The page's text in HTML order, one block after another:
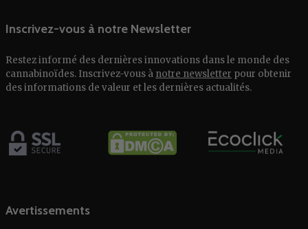
Inscrivez-vous à notre Newsletter
Restez informé des dernières innovations dans le monde des
cannabinoïdes. Inscrivez-vous à notre newsletter pour obtenir
des informations de valeur et les dernières actualités.
Avertissements